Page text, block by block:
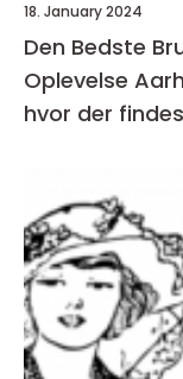
18. January 2024
Den Bedste
Oplevelse
hvor der